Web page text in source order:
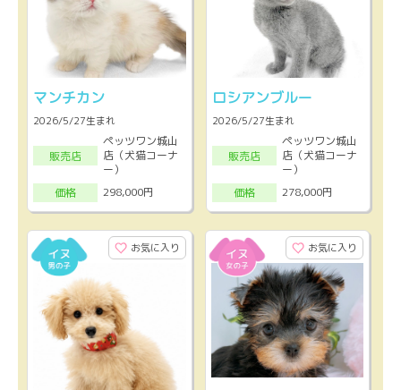
マンチカン
2026/5/27生まれ
販売店
ペッツワン城山
店（犬猫コーナ
ー）
価格
298,000円
ロシアンブルー
2026/5/27生まれ
販売店
ペッツワン城山
店（犬猫コーナ
ー）
価格
278,000円
お気に入り お気に入り